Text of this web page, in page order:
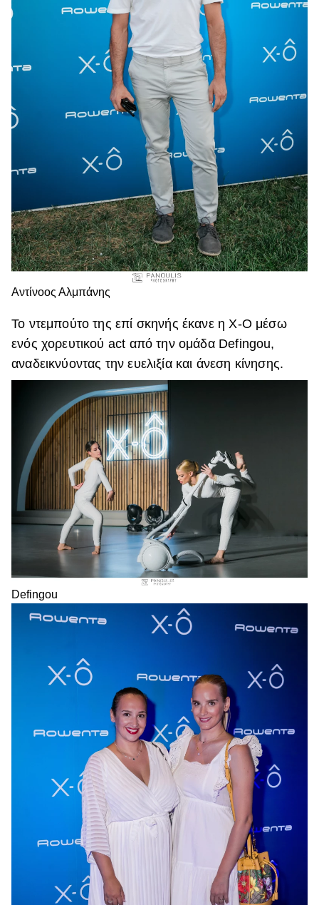
Αντίνοος Αλμπάνης
Το ντεμπούτο της επί σκηνής έκανε η Χ-Ο μέσω
ενός χορευτικού act από την ομάδα Defingou,
αναδεικνύοντας την ευελιξία και άνεση κίνησης.
Defingou